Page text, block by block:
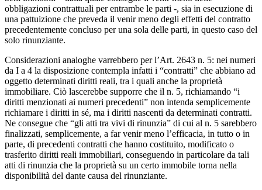
obbligazioni contrattuali per entrambe le parti -, sia in esecuzione di
una pattuizione che preveda il venir meno degli effetti del contratto
precedentemente concluso per una sola delle parti, in questo caso del
solo rinunziante.
Considerazioni analoghe varrebbero per l’Art. 2643 n. 5: nei numeri
da I a 4 la disposizione contempla infatti i “contratti” che abbiano ad
oggetto determinati diritti reali, tra i quali anche la proprietà
immobiliare. Ciò lascerebbe supporre che il n. 5, richiamando “i
diritti menzionati ai numeri precedenti” non intenda semplicemente
richiamare i diritti in sé, ma i diritti nascenti da determinati contratti.
Ne consegue che “gli atti tra vivi di rinunzia” di cui al n. 5 sarebbero
finalizzati, semplicemente, a far venir meno l’efficacia, in tutto o in
parte, di precedenti contratti che hanno costituito, modificato o
trasferito diritti reali immobiliari, conseguendo in particolare da tali
atti di rinunzia che la proprietà su un certo immobile torna nella
disponibilità del dante causa del rinunziante.